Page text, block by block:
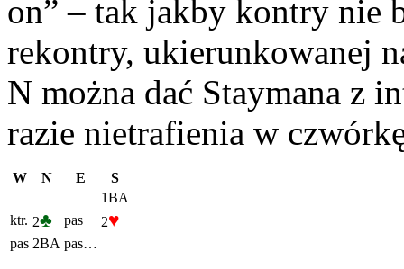
on” – tak jakby kontry nie
rekontry, ukierunkowanej
N można dać Staymana z
razie nietrafienia w
W N E
S
1BA
ktr. 2♣ pas 2♥
pas 2BA pas…